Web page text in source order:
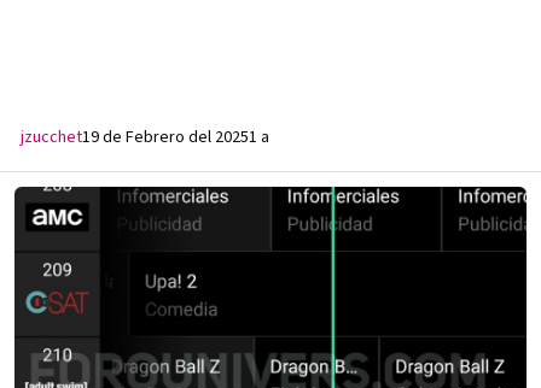
jzucchet19 de Febrero del 20251 a
FLOW | Paraguay | Grilla de canales